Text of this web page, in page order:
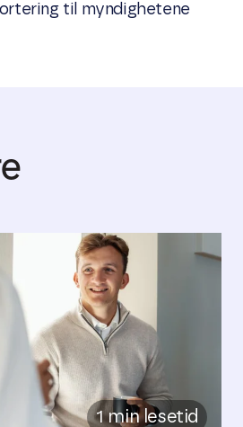
til myndighetene
1 min lesetid